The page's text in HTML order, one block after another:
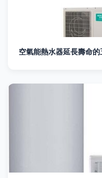
空氣能熱水器延長壽命